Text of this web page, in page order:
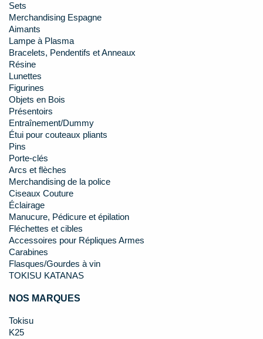
Sets
Merchandising Espagne
Aimants
Lampe à Plasma
Bracelets, Pendentifs et Anneaux
Résine
Lunettes
Figurines
Objets en Bois
Présentoirs
Entraînement/Dummy
Étui pour couteaux pliants
Pins
Porte-clés
Arcs et flèches
Merchandising de la police
Ciseaux Couture
Éclairage
Manucure, Pédicure et épilation
Fléchettes et cibles
Accessoires pour Répliques Armes
Carabines
Flasques/Gourdes à vin
TOKISU KATANAS
NOS MARQUES
Tokisu
K25